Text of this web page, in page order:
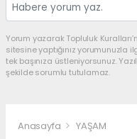
Yorum yazarak Topluluk
sitesine yaptığınız
tek başınıza üstleniyorsunuz.
şekilde sorumlu tutulamaz.
Anasayfa YAŞAM